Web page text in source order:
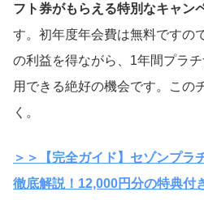
フト券がもらえる特別なキャン
す。初年度年会費は無料ですの
の利益を得ながら、1年間プラ
用できる絶好の機会です。この
く。
＞＞【完全ガイド】セゾンプラ
徹底解説！12,000円分の特典付